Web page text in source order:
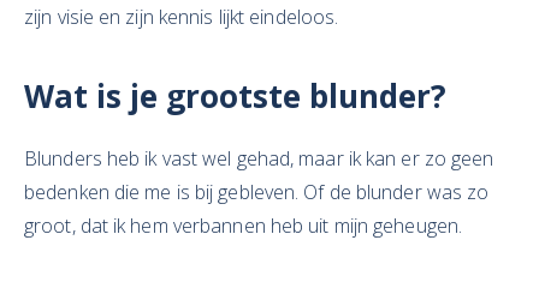
zijn visie en zijn kennis lijkt eindeloos.
Wat is je grootste blunder?
Blunders heb ik vast wel gehad, maar ik kan er zo geen
bedenken die me is bij gebleven. Of de blunder was zo
groot, dat ik hem verbannen heb uit mijn geheugen.